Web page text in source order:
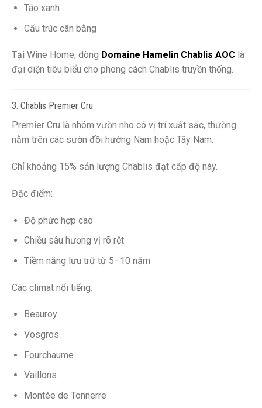
Táo xanh
Cấu trúc cân bằng
Tại Wine Home, dòng Domaine Hamelin Chablis AOC là
đại diện tiêu biểu cho phong cách Chablis truyền thống.
3. Chablis Premier Cru
Premier Cru là nhóm vườn nho có vị trí xuất sắc, thường
nằm trên các sườn đồi hướng Nam hoặc Tây Nam.
Chỉ khoảng 15% sản lượng Chablis đạt cấp độ này.
Đặc điểm:
Độ phức hợp cao
Chiều sâu hương vị rõ rệt
Tiềm năng lưu trữ từ 5–10 năm
Các climat nổi tiếng:
Beauroy
Vosgros
Fourchaume
Vaillons
Montée de Tonnerre